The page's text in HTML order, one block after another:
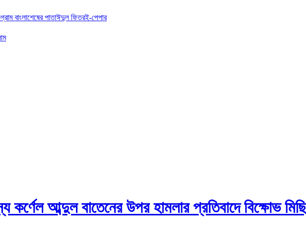
গ্রাম বাংলাশেষের পাতাঈদুল ফিতরই-পেপার
আব্দুল বাতেনের উপর হামলার প্রতিবাদে বিক্ষোভ